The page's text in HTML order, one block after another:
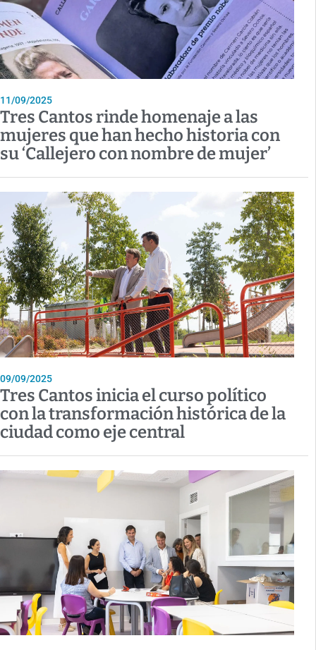
11/09/2025
Tres Cantos rinde homenaje a las
mujeres que han hecho historia con
su ‘Callejero con nombre de mujer’
09/09/2025
Tres Cantos inicia el curso político
con la transformación histórica de la
ciudad como eje central